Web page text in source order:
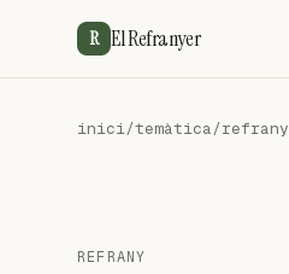
R El Refranyer
inici/temàtica/refrany
REFRANY